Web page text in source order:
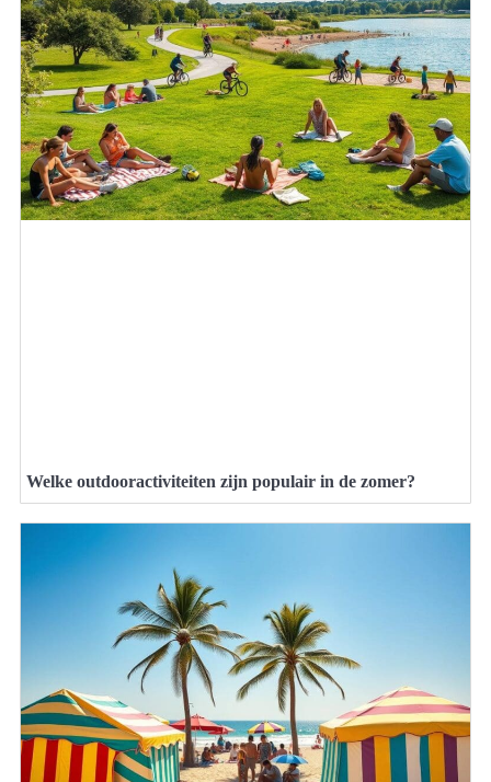
Welke outdooractiviteiten zijn populair in de zomer?